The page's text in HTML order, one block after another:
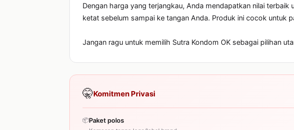
Dengan harga yang terjangkau, Anda mendapatkan nilai
ketat sebelum sampai ke tangan Anda. Produk ini cocok untuk
Jangan ragu untuk memilih Sutra Kondom OK sebagai pilihan
🤫Komitmen Privasi
📦Paket polos